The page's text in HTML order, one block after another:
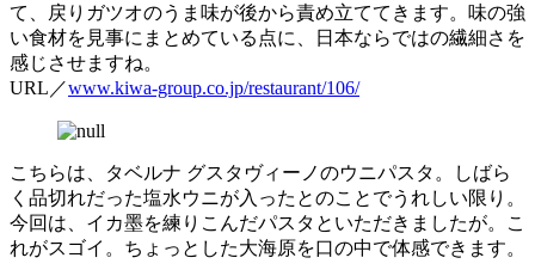
て、戻りガツオのうま味が後から責め立ててきます。味の強
い食材を見事にまとめている点に、日本ならではの繊細さを
感じさせますね。
URL／www.kiwa-group.co.jp/restaurant/106/
こちらは、タベルナ グスタヴィーノのウニパスタ。しばら
く品切れだった塩水ウニが入ったとのことでうれしい限り。
今回は、イカ墨を練りこんだパスタといただきましたが。こ
れがスゴイ。ちょっとした大海原を口の中で体感できます。